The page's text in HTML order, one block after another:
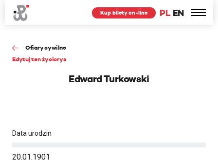
PL EN
Kup bilety on-line
Ofiary cywilne
Edytuj ten życiorys
Edward Turkowski
Data urodzin
20.01.1901